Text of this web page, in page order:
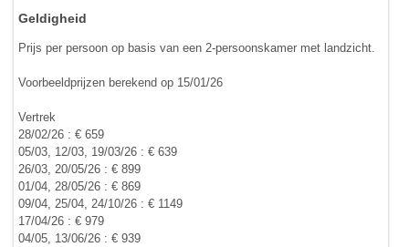
Geldigheid
Prijs per persoon op basis van een 2-persoonskamer met landzicht.
Voorbeeldprijzen berekend op 15/01/26
Vertrek
28/02/26 : € 659
05/03, 12/03, 19/03/26 : € 639
26/03, 20/05/26 : € 899
01/04, 28/05/26 : € 869
09/04, 25/04, 24/10/26 : € 1149
17/04/26 : € 979
04/05, 13/06/26 : € 939